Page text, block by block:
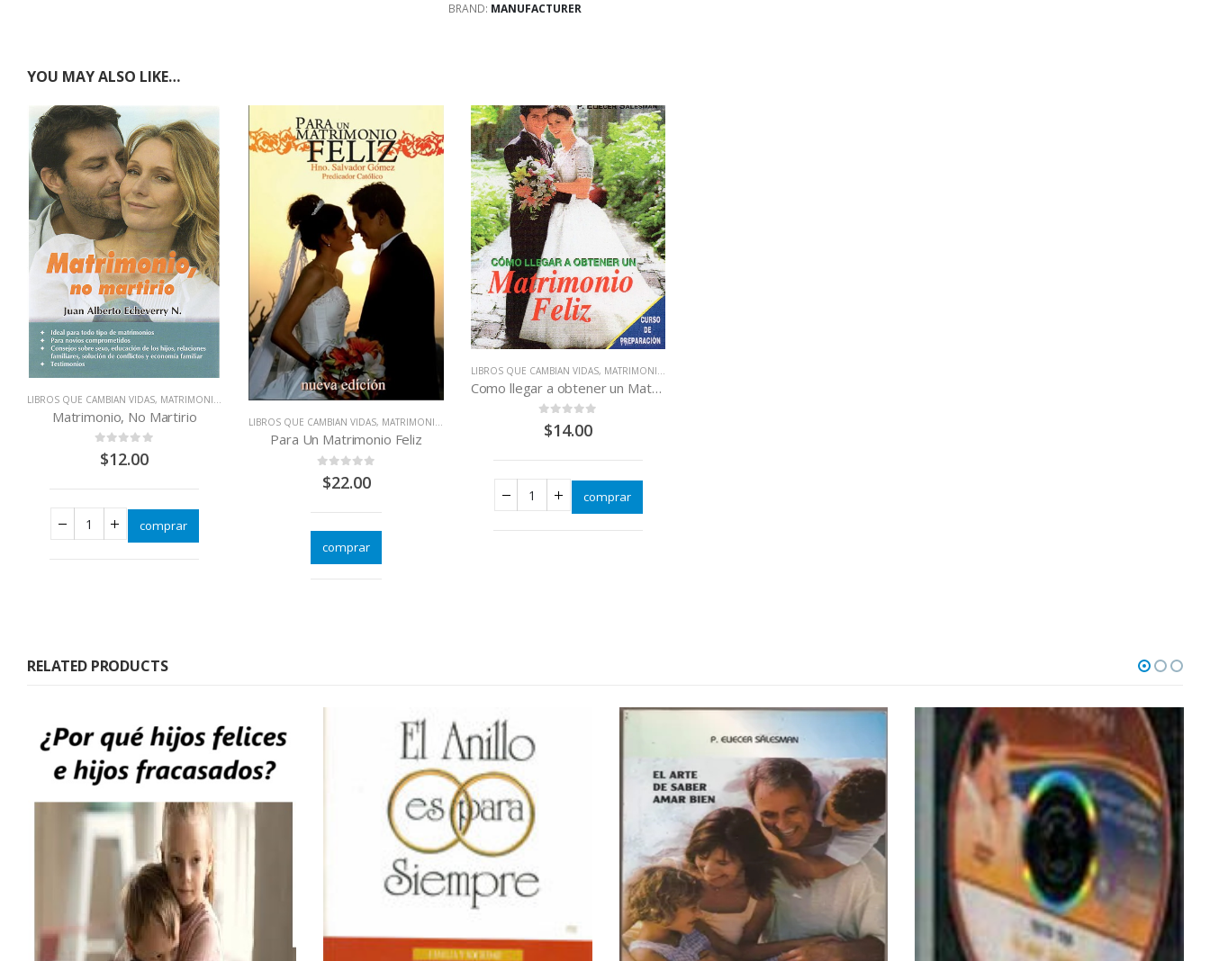
BRAND: MANUFACTURER
YOU MAY ALSO LIKE…
LIBROS QUE CAMBIAN VIDAS, MATRIMONIOS - PAREJAS
Matrimonio, No Martirio
out of 5
$12.00
comprar
LIBROS QUE CAMBIAN VIDAS, MATRIMONIOS - PAREJAS
Para Un Matrimonio Feliz
out of 5
$22.00
comprar
LIBROS QUE CAMBIAN VIDAS, MATRIMONIOS - PAREJAS
Como llegar a obtener un Matrimonio Feliz
out of 5
$14.00
comprar
RELATED PRODUCTS
OUT OF STOCK